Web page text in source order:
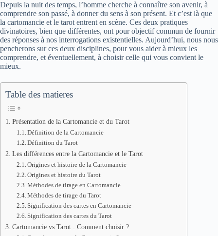
Depuis la nuit des temps, l’homme cherche à connaître son avenir, à
comprendre son passé, à donner du sens à son présent. Et c’est là que
la cartomancie et le tarot entrent en scène. Ces deux pratiques
divinatoires, bien que différentes, ont pour objectif commun de fournir
des réponses à nos interrogations existentielles. Aujourd’hui, nous nous
pencherons sur ces deux disciplines, pour vous aider à mieux les
comprendre, et éventuellement, à choisir celle qui vous convient le
mieux.
Table des matieres
Présentation de la Cartomancie et du Tarot
Définition de la Cartomancie
Définition du Tarot
Les différences entre la Cartomancie et le Tarot
Origines et histoire de la Cartomancie
Origines et histoire du Tarot
Méthodes de tirage en Cartomancie
Méthodes de tirage du Tarot
Signification des cartes en Cartomancie
Signification des cartes du Tarot
Cartomancie vs Tarot : Comment choisir ?